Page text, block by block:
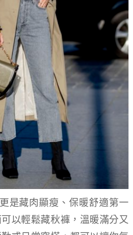
是藏肉顯瘦、保暖舒適第一
以輕鬆藏秋褲，溫暖滿分又